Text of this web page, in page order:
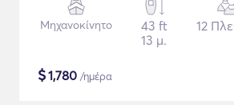
Μηχανοκίνητο
43 ft
13 μ.
12
$1,780 /ημέρα